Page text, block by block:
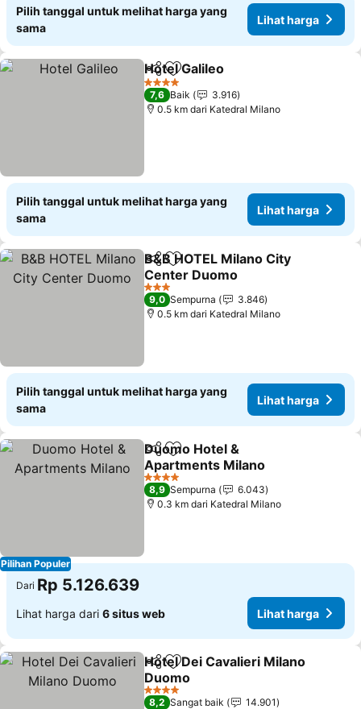
Pilih tanggal untuk melihat harga yang
sama
Lihat harga
BagikanTambahkan ke favorit
Hotel Galileo
4 Bintang
7,6 Baik
3.916
0.5 km dari Katedral Milano
Pilih tanggal untuk melihat harga yang
sama
Lihat harga
BagikanTambahkan ke favorit
B&B HOTEL Milano City
Center Duomo
Lihat harga
3 Bintang
9,0 Sempurna
3.846
0.5 km dari Katedral Milano
Pilih tanggal untuk melihat harga yang
sama
Lihat harga
Pilihan Populer
BagikanTambahkan ke favorit
Duomo Hotel &
Apartments Milano
Lihat harga
4 Bintang
8,9 Sempurna
6.043
0.3 km dari Katedral Milano
Dari Rp 5.126.639
Lihat harga dari 6 situs web Lihat harga
BagikanTambahkan ke favorit
Hotel Dei Cavalieri Milano
Duomo
Lihat harga
4 Bintang
8,2 Sangat baik
14.901